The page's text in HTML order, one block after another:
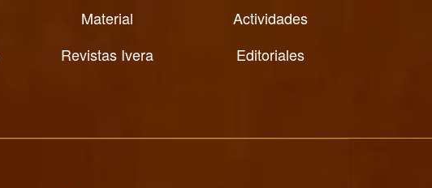
Material
Actividades
Revistas Ivera Editoriales